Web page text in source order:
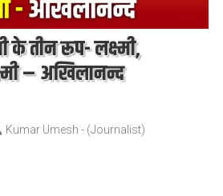
के तीन रूप- लक्ष्मी,
– अखिलानन्द
Kumar Umesh - (Journalist)